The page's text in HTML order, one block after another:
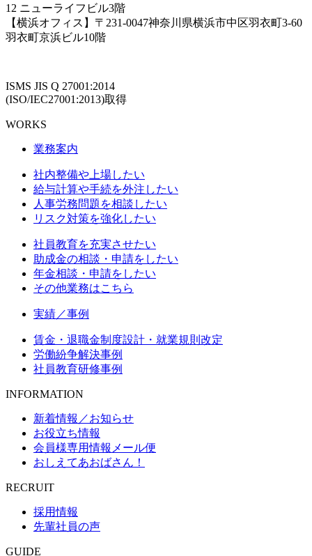
12 ニューライフビル3階
【横浜オフィス】〒231-0047神奈川県横浜市中区羽衣町3-60
羽衣町京浜ビル10階
ISMS JIS Q 27001:2014
(ISO/IEC27001:2013)取得
WORKS
業務案内
社内整備や上場したい
給与計算や手続を外注したい
人事労務問題を相談したい
リスク対策を強化したい
社員教育を充実させたい
助成金の相談・申請をしたい
年金相談・申請をしたい
その他業務はこちら
実績／事例
賃金・退職金制度設計・就業規則改定
労働紛争解決事例
社員教育研修事例
INFORMATION
新着情報／お知らせ
お役立ち情報
会員様専用情報メール便
おしえてあおばさん！
RECRUIT
採用情報
先輩社員の声
GUIDE